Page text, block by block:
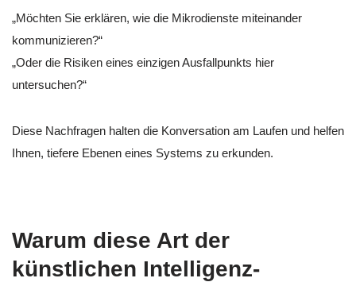
„Möchten Sie erklären, wie die Mikrodienste miteinander
kommunizieren?“
„Oder die Risiken eines einzigen Ausfallpunkts hier
untersuchen?“
Diese Nachfragen halten die Konversation am Laufen und helfen
Ihnen, tiefere Ebenen eines Systems zu erkunden.
Warum diese Art der
künstlichen Intelligenz-